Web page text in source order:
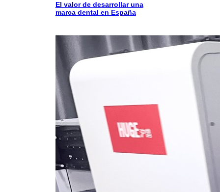
El valor de desarrollar una
marca dental en España